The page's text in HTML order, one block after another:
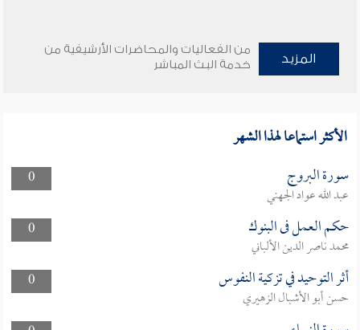
المزيد
من الفعاليات والمحاضرات الأرشيفية من
خدمة البث المباشر
الأكثر استماعا لهذا الشهر
0 سورة البروج
عبد الله عواد الجهني
0
حكم العمل فى البنوك
محمد ناصر الدين الألباني
0
أثر التوحيد في تزكية النفوس
حسن أبو الأشبال الزهيري